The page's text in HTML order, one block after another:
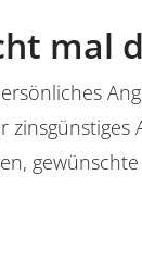
mal